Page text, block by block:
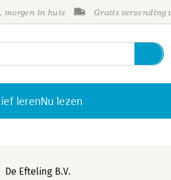
morgen in huis Gratis verzending
lerenNu lezen
De Efteling B.V.